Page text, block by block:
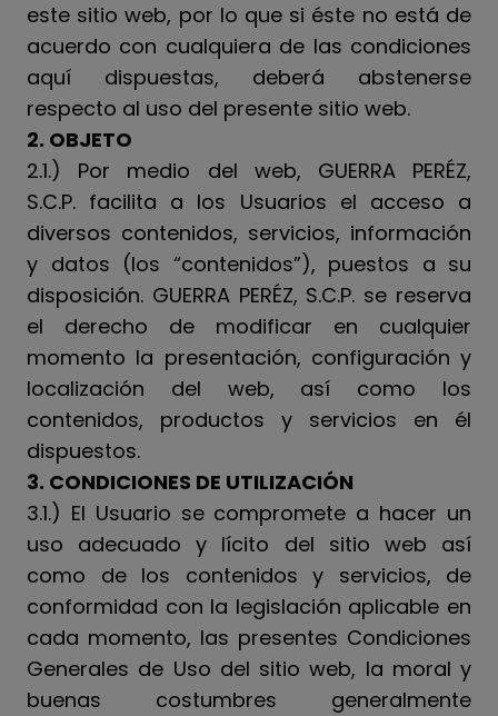
este sitio web, por lo que si éste no está de
acuerdo con cualquiera de las condiciones
aquí dispuestas, deberá abstenerse
respecto al uso del presente sitio web.
2. OBJETO
2.1.) Por medio del web, GUERRA PERÉZ,
S.C.P. facilita a los Usuarios el acceso a
diversos contenidos, servicios, información
y datos (los “contenidos”), puestos a su
disposición. GUERRA PERÉZ, S.C.P. se reserva
el derecho de modificar en cualquier
momento la presentación, configuración y
localización del web, así como los
contenidos, productos y servicios en él
dispuestos.
3. CONDICIONES DE UTILIZACIÓN
3.1.) El Usuario se compromete a hacer un
uso adecuado y lícito del sitio web así
como de los contenidos y servicios, de
conformidad con la legislación aplicable en
cada momento, las presentes Condiciones
Generales de Uso del sitio web, la moral y
buenas costumbres generalmente